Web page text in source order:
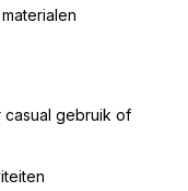
gebruik of